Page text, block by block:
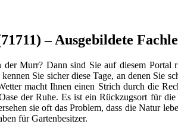
– Ausgebildete
der Murr? Dann sind Sie auf diesem Portal
Sie sicher diese Tage, an denen Sie
macht Ihnen einen Strich durch die
der Ruhe. Es ist ein Rückzugsort für die
sie oft das Problem, dass die Natur
für Gartenbesitzer.